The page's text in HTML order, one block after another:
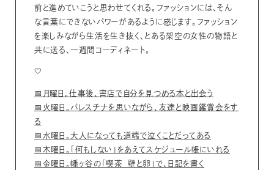
前と進めていこうと思わせてくれる。ファッションには、そん
な言葉にできないパワーがあるように感じます。ファッション
を楽しみながら生活を生き抜く、とある架空の女性の物語と
共に送る、一週間コーディネート。
🤍
📅月曜日。仕事後、書店で自分を見つめる本と出会う
📅火曜日。パレスチナを思いながら、友達と映画鑑賞会をす
る
📅水曜日。大人になっても道端で泣くことだってある
📅木曜日。「何もしない」をあえてスケジュール帳にいれる
📅金曜日。幡ヶ谷の「喫茶 壁と卵」で、日記を書く